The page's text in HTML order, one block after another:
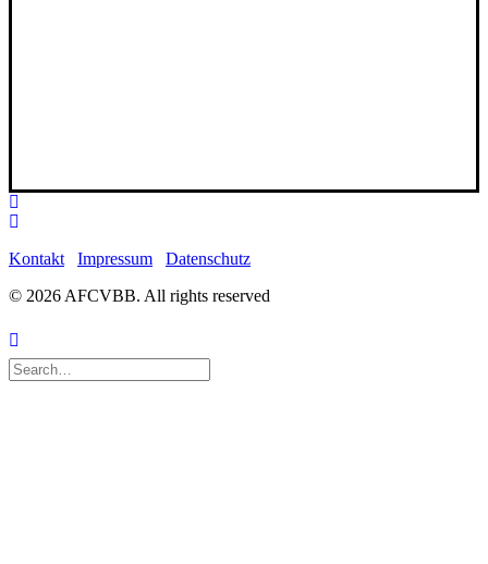
Kontakt Impressum
Datenschutz
© 2026 AFCVBB. All rights reserved